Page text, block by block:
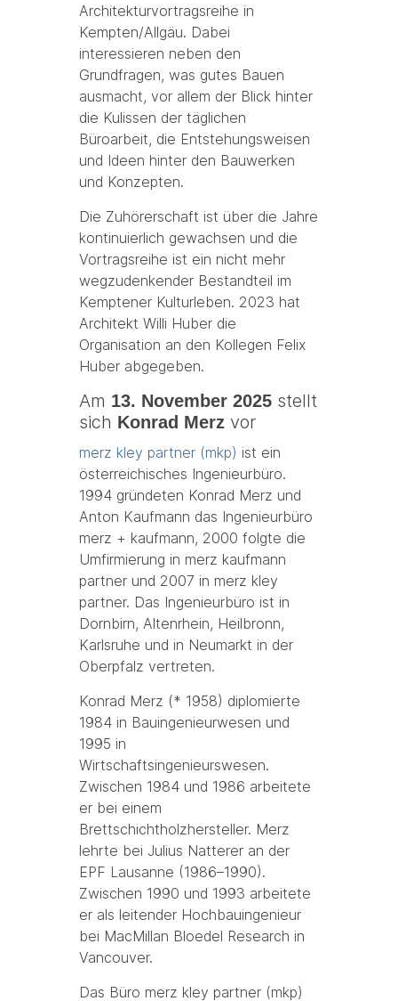
Architekturvortragsreihe in
Kempten/Allgäu. Dabei
interessieren neben den
Grundfragen, was gutes Bauen
ausmacht, vor allem der Blick hinter
die Kulissen der täglichen
Büroarbeit, die Entstehungsweisen
und Ideen hinter den Bauwerken
und Konzepten.
Die Zuhörerschaft ist über die Jahre
kontinuierlich gewachsen und die
Vortragsreihe ist ein nicht mehr
wegzudenkender Bestandteil im
Kemptener Kulturleben. 2023 hat
Architekt Willi Huber die
Organisation an den Kollegen Felix
Huber abgegeben.
Am 13. November 2025stellt
sich Konrad Merzvor
merz kley partner (mkp) ist ein
österreichisches Ingenieurbüro.
1994 gründeten Konrad Merz und
Anton Kaufmann das Ingenieurbüro
merz + kaufmann, 2000 folgte die
Umfirmierung in merz kaufmann
partner und 2007 in merz kley
partner. Das Ingenieurbüro ist in
Dornbirn, Altenrhein, Heilbronn,
Karlsruhe und in Neumarkt in der
Oberpfalz vertreten.
Konrad Merz (* 1958) diplomierte
1984 in Bauingenieurwesen und
1995 in
Wirtschaftsingenieurswesen.
Zwischen 1984 und 1986 arbeitete
er bei einem
Brettschichtholzhersteller. Merz
lehrte bei Julius Natterer an der
EPF Lausanne (1986–1990).
Zwischen 1990 und 1993 arbeitete
er als leitender Hochbauingenieur
bei MacMillan Bloedel Research in
Vancouver.
Das Büro merz kley partner (mkp)